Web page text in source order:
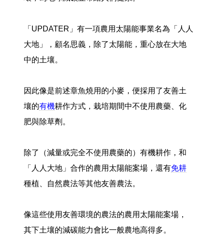
「UPDATER」有一項農用太陽能事業名為「人人
大地」，顧名思義，除了太陽能，重心放在大地
中的土壤。
因此像是前述章魚燒用的小麥，便採用了友善土
壤的有機耕作方式，栽培期間中不使用農藥、化
肥與除草劑。
除了（減量或完全不使用農藥的）有機耕作，和
「人人大地」合作的農用太陽能案場，還有免耕
種植、自然農法等其他友善農法。
像這些使用友善環境的農法的農用太陽能案場，
其下土壤的減碳能力會比一般農地高得多。